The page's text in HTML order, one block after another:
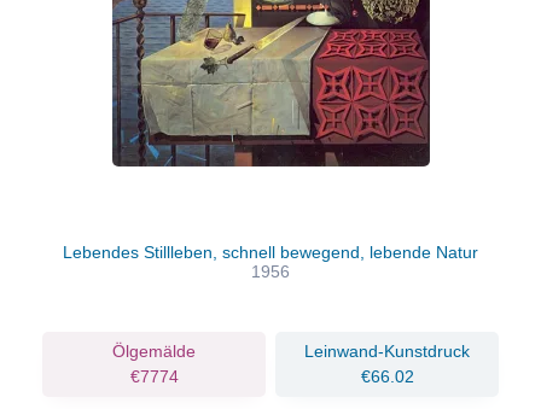
Lebendes Stillleben, schnell bewegend, lebende Natur
1956
Ölgemälde
€7774
Leinwand-Kunstdruck
€66.02